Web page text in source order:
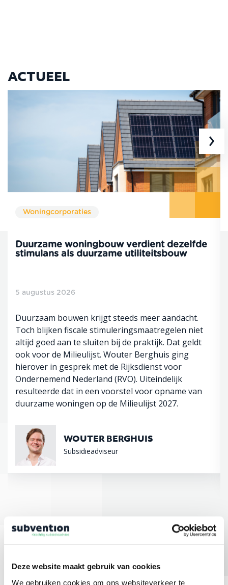
Deze website maakt gebruik van cookies
We gebruiken cookies om ons websiteverkeer te
ACTUEEL
Woningcorporaties
Duurzame woningbouw verdient dezelfde
stimulans als duurzame utiliteitsbouw
5 augustus 2026
Duurzaam bouwen krijgt steeds meer aandacht.
Toch blijken fiscale stimuleringsmaatregelen niet
altijd goed aan te sluiten bij de praktijk. Dat geldt
ook voor de Milieulijst. Wouter Berghuis ging
hierover in gesprek met de Rijksdienst voor
Ondernemend Nederland (RVO). Uiteindelijk
resulteerde dat in een voorstel voor opname van
duurzame woningen op de Milieulijst 2027.
WOUTER BERGHUIS
Subsidieadviseur
›